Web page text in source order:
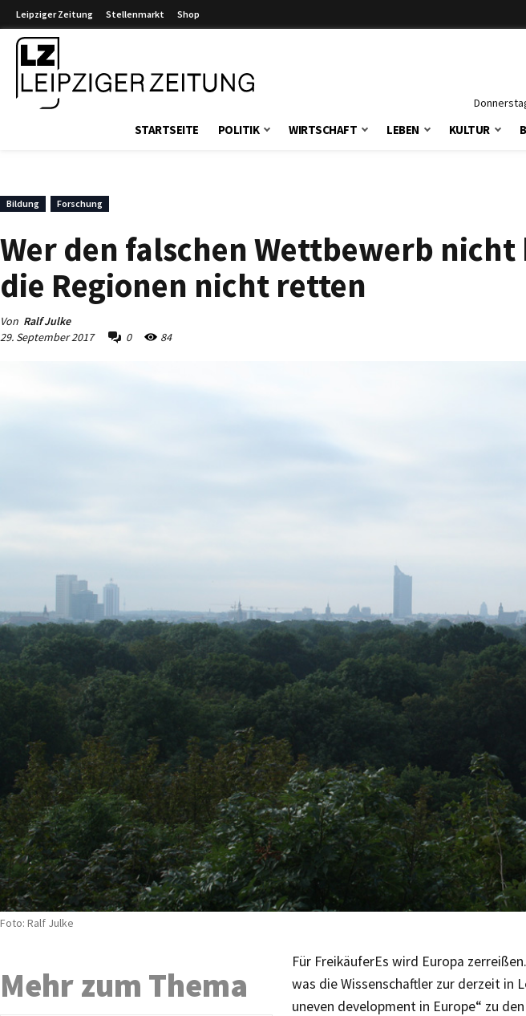
Leipziger Zeitung Stellenmarkt Shop
STARTSEITE POLITIK WIRTSCHAFT LEBEN KULTUR
Bildung Forschung
Wer den falschen Wettbewerb
die Regionen nicht retten
Von Ralf Julke
29. September 2017
0 84
Foto: Ralf Julke
Für FreikäuferEs wird Europa
was die Wissenschaftler zur derzeit in
uneven development in Europe“ zu
Mehr zum Thema